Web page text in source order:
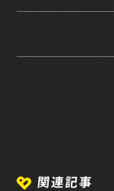
関連記事